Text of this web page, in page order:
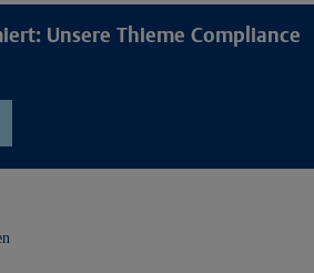
Unsere Thieme Compliance